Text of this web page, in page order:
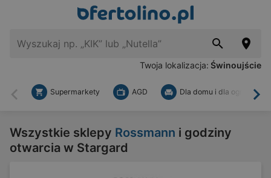
Twoja lokalizacja: Świnoujście
Wstecz
Supermarkety AGD Dla domu i dla ogrodu
Wszystkie sklepy Rossmann i godziny
otwarcia w Stargard